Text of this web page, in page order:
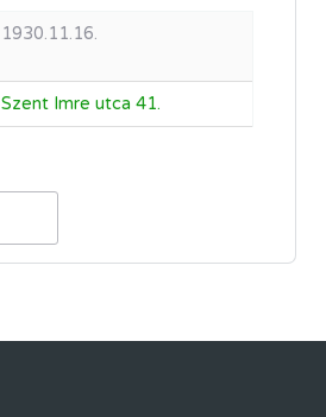
1930.11.16.
Szent Imre utca 41.